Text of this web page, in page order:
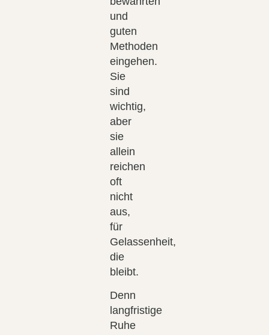
und
guten
Methoden
eingehen.
Sie
sind
wichtig,
aber
sie
allein
reichen
oft
nicht
aus,
für
Gelassenheit,
die
bleibt.
Denn
langfristige
Ruhe